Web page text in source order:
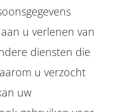
u verlenen van
diensten die
u verzocht
uw